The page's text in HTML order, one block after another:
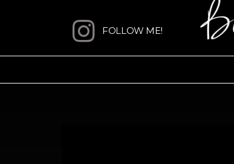
FOLLOW ME!